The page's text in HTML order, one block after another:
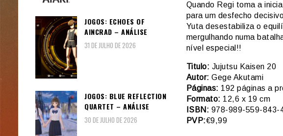
Quando Regi toma a
para um desfecho
Yuta desestabiliza o
mergulhando numa
nível especial!!
Titulo: Jujutsu Kaisen 20
Autor: Gege Akutami
Páginas: 192 páginas a
Formato: 12,6 x 19 cm
ISBN: 978-989-559-843-
PVP:€9,99
JOGOS: ECHOES OF
AINCRAD – ANÁLISE
31 DE JULHO DE 2026
JOGOS: BLUE REFLECTION
QUARTET – ANÁLISE
30 DE JULHO DE 2026